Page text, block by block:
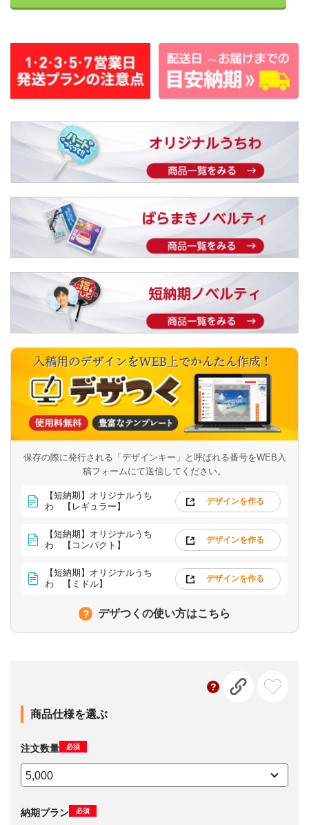
保存の際に発行される「デザインキー」と呼ばれる番号をWEB入
稿フォームにて送信してください。
【短納期】オリジナルうち
わ 【レギュラー】
デザインを作る
【短納期】オリジナルうち
わ 【コンパクト】
デザインを作る
【短納期】オリジナルうち
わ 【ミドル】
デザインを作る
デザつくの使い方はこちら
商品仕様を選ぶ
注文数量 必須
納期プラン 必須